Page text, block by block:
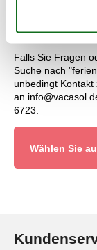
Falls Sie Fragen
Suche nach
unbedingt Kontakt
an
6723.
Wählen Sie